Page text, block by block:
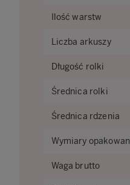
Ilość warstw
Liczba arkuszy
Długość rolki
Średnica rolki
Średnica rdzenia
Wymiary
Waga brutto